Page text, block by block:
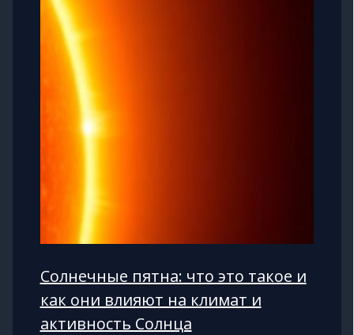
Солнечные пятна: что это такое и
как они влияют на климат и
активность Солнца